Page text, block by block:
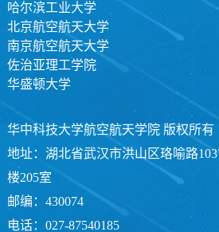
哈尔滨工业大学
北京航空航天大学
南京航空航天大学
佐治亚理工学院
华盛顿大学
华中科技大学航空航天学院 版权所
地址：湖北省武汉市洪山区珞喻路
楼205室
邮编：430074
电话：027-87540185